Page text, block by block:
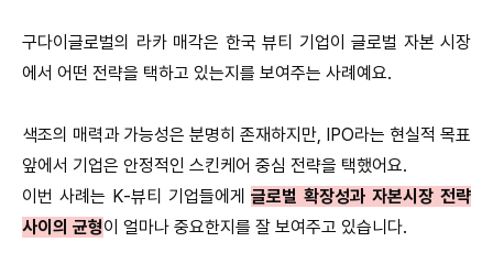
구다이글로벌의 라카 매각은 한국 뷰티 기업이 글로벌 자본 시장
에서 어떤 전략을 택하고 있는지를 보여주는 사례예요.
색조의 매력과 가능성은 분명히 존재하지만, IPO라는 현실적 목표
앞에서 기업은 안정적인 스킨케어 중심 전략을 택했어요.
이번 사례는 K-뷰티 기업들에게글로벌 확장성과 자본시장 전략
사이의 균형이 얼마나 중요한지를 잘 보여주고 있습니다.